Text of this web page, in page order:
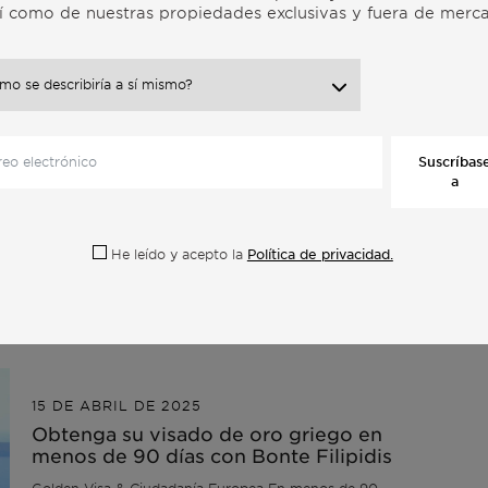
14 DE MAYO DE 2025
Cascais y Estoril Vida atemporal, rendimientos
15 DE ABRIL DE 2025
Obtenga su visado de oro griego en
menos de 90 días con Bonte Filipidis
como de nuestras propiedades exclusivas y fuera de
a
He leído y acepto la Política de privacidad.